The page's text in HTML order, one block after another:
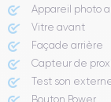
Appareil photo
Vitre avant ​
Façade arrière
Capteur de
Test son
Bouton Power